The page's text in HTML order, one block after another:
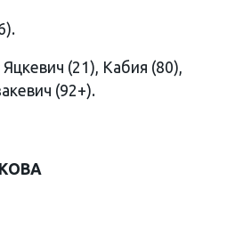
Яцкевич (21), Кабия (80),
(92+).